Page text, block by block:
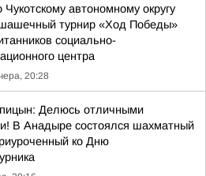
Чукотскому автономному округу
турнир «Ход Победы»
социально-
центра
20:28
Делюсь отличными
В Анадыре состоялся шахматный
ко Дню